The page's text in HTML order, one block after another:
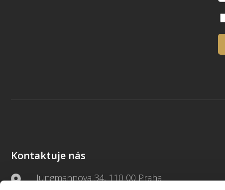
Kontaktuje nás
Jungmannova 34, 110 00 Praha